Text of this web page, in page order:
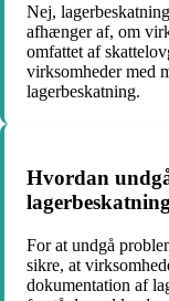
Nej,
afhænger af, om
omfattet af
virksomheder med
lagerbeskatning.
Hvordan
For at undgå
sikre, at
dokumentation af